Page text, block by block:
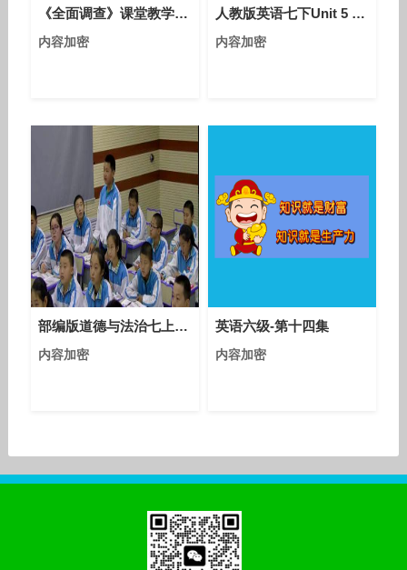
《全面调查》课堂教学实录-人教版初中数学七年级下册
内容加密
人教版英语七下Unit 5 Section A（2a-2c）课堂视频实录（代广辉）
内容加密
部编版道德与法治七上2.1《学习伴我成长》课堂教学视频实录-徐晓英
内容加密
英语六级-第十四集
内容加密